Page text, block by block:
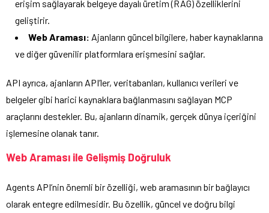
erişim sağlayarak belgeye dayalı üretim (RAG) özelliklerini
geliştirir.
Web Araması: Ajanların güncel bilgilere, haber kaynaklarına
ve diğer güvenilir platformlara erişmesini sağlar.
API ayrıca, ajanların API’ler, veritabanları, kullanıcı verileri ve
belgeler gibi harici kaynaklara bağlanmasını sağlayan MCP
araçlarını destekler. Bu, ajanların dinamik, gerçek dünya içeriğini
işlemesine olanak tanır.
Web Araması ile Gelişmiş Doğruluk
Agents API’nin önemli bir özelliği, web aramasının bir bağlayıcı
olarak entegre edilmesidir. Bu özellik, güncel ve doğru bilgi